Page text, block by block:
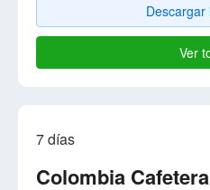
Descargar
Ver
7 días
Colombia Cafetera